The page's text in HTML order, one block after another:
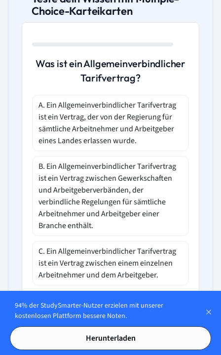
Choice-Karteikarten
Was ist ein Allgemeinverbindlicher
Tarifvertrag?
A. Ein Allgemeinverbindlicher Tarifvertrag
ist ein Vertrag, der von der Regierung für
sämtliche Arbeitnehmer und Arbeitgeber
eines Landes erlassen wurde.
B. Ein Allgemeinverbindlicher Tarifvertrag
ist ein Vertrag zwischen Gewerkschaften
und Arbeitgeberverbänden, der
verbindliche Regelungen für sämtliche
Arbeitnehmer und Arbeitgeber einer
Branche enthält.
C. Ein Allgemeinverbindlicher Tarifvertrag
ist ein Vertrag zwischen einem einzelnen
Arbeitnehmer und dem Arbeitgeber.
D. Ein Allgemeinverbindlicher Tarifvertrag
ist ein Vertrag, der zwischen zwei
Arbeitnehmern einer bestimmten
Berufsgruppe geschlossen wird.
In unserer App öffnen
94% der StudySmarter-Nutzer erzielen mit unserer
kostenlosen Plattform bessere Noten.
Herunterladen